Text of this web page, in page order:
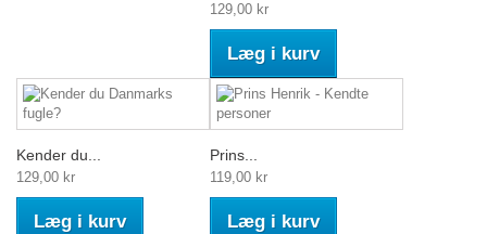
129,00 kr
Læg i kurv
Kender du...
129,00 kr
Læg i kurv
Prins...
119,00 kr
Læg i kurv